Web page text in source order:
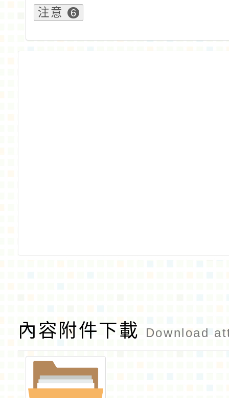
注意 6
內容附件下載 Download